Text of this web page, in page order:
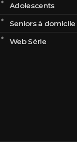
Adolescents
Seniors à domicile
Web Série